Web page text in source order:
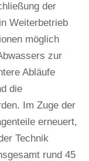
der
Weiterbetrieb
möglich
zur
Abläufe
die
Im Zuge der
erneuert,
Technik
rund 45